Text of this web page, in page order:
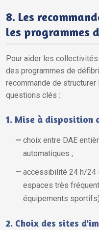
8. Les
les programmes
Pour aider les
des programmes de
recommande de
questions clés :
1. Mise à disposition
choix entre DAE
automatiques ;
accessibilité 24 h/24
espaces très
équipements
2. Choix des sites